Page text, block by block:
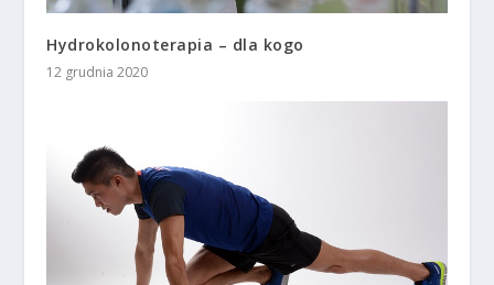
Hydrokolonoterapia – dla kogo
12 grudnia 2020